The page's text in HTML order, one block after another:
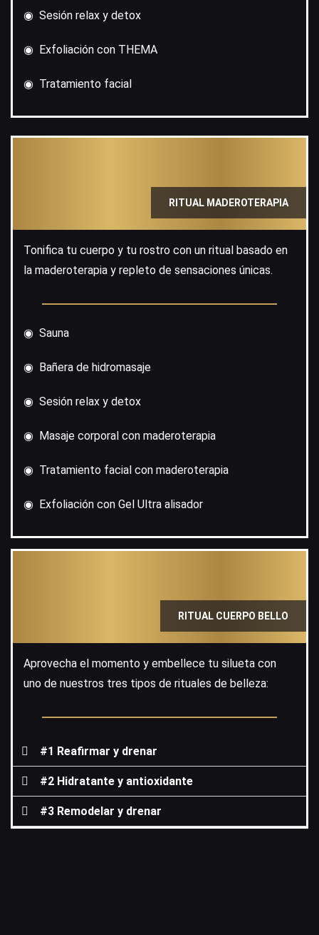
◉ Sesión relax y detox
◉ Exfoliación con THEMA
◉ Tratamiento facial
RITUAL MADEROTERAPIA
Tonifica tu cuerpo y tu rostro con un ritual basado en
la maderoterapia y repleto de sensaciones únicas.
◉ Sauna
◉ Bañera de hidromasaje
◉ Sesión relax y detox
◉ Masaje corporal con maderoterapia
◉ Tratamiento facial con maderoterapia
◉ Exfoliación con Gel Ultra alisador
RITUAL CUERPO BELLO
Aprovecha el momento y embellece tu silueta con
uno de nuestros tres tipos de rituales de belleza:
#1 Reafirmar y drenar
#2 Hidratante y antioxidante
#3 Remodelar y drenar